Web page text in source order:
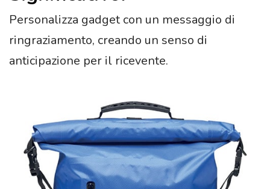
Personalizza gadget con un messaggio di
ringraziamento, creando un senso di
anticipazione per il ricevente.